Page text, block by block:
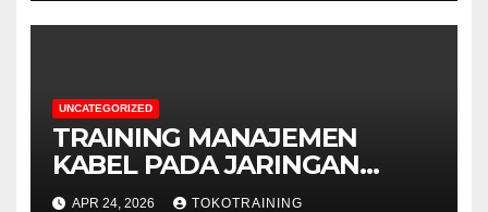
UNCATEGORIZED
TRAINING MANAJEMEN
KABEL PADA JARINGAN
TELEKOMUNIKASI
APR 24, 2026 TOKOTRAINING